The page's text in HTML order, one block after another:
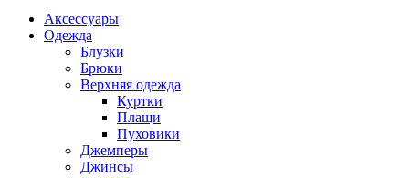
Аксессуары
Одежда
Блузки
Брюки
Верхняя одежда
Куртки
Плащи
Пуховики
Джемперы
Джинсы